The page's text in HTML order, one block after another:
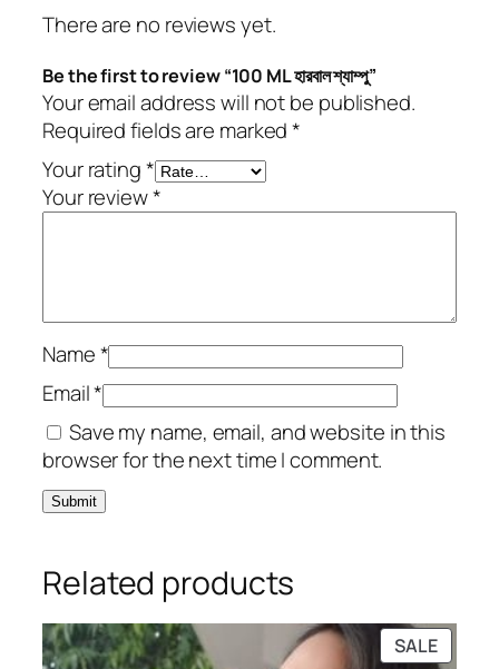
i
c
e
w
s
:
0
0
.
0
0
৳
c
e
i
s
2
0
0
৳
.
ল
শ্যা
ম্পু
q
u
n
t
There are no reviews yet.
Be the first to review “100 ML হারবাল শ্যাম্পু”
Your email address will not be published.
Required fields are marked*
Your rating*
Your review*
Name*
Email*
Save my name, email, and website in this
browser for the next time I comment.
Related products
SALE